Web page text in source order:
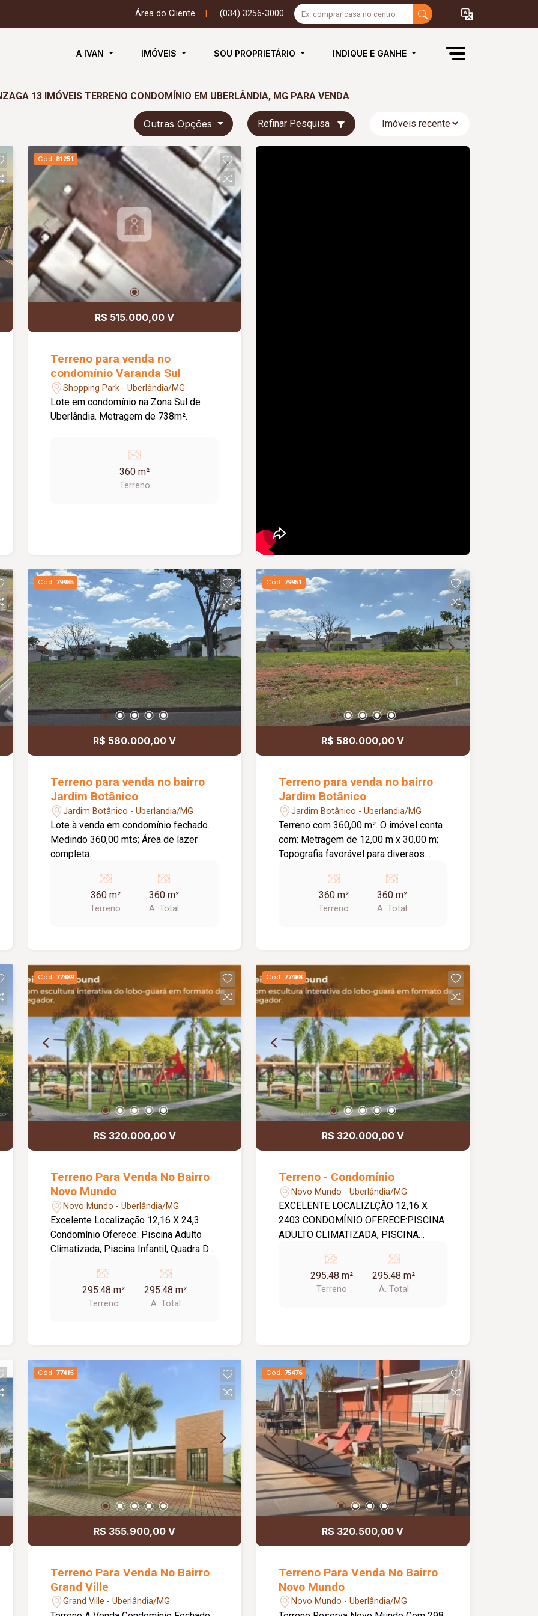
Área do Cliente (034) 3256-3000
A IVAN IMÓVEIS SOU PROPRIETÁRIO INDIQUE E GANHE
13 IMÓVEIS TERRENO CONDOMÍNIO EM UBERLÂNDIA, MG PARA VENDA
Outras Opções Refinar Pesquisa
Cód. 81251
R$ 515.000,00 V
Terreno para venda no
condomínio Varanda Sul
Shopping Park - Uberlândia/MG
Lote em condomínio na Zona Sul de
Uberlândia. Metragem de 738m².
360 m²
Terreno
Cód. 79985
R$ 580.000,00 V
Terreno para venda no bairro
Jardim Botânico
Jardim Botânico - Uberlandia/MG
Lote à venda em condomínio fechado.
Medindo 360,00 mts; Área de lazer
completa.
360 m²
Terreno
360 m²
A. Total
Cód. 79951
R$ 580.000,00 V
Terreno para venda no bairro
Jardim Botânico
Jardim Botânico - Uberlandia/MG
Terreno com 360,00 m². O imóvel conta
com: Metragem de 12,00 m x 30,00 m;
Topografia favorável para diversos
oferece: Área de lazer completa;
Diferenciais: Lote bem localizado em
condomínio fechado; Excelente opção
360 m²
Terreno
360 m²
A. Total
Cód. 77489
R$ 320.000,00 V
Terreno Para Venda No Bairro
Novo Mundo
Novo Mundo - Uberlândia/MG
Excelente Localização 12,16 X 24,3
Condomínio Oferece: Piscina Adulto
Climatizada, Piscina Infantil, Quadra De
Futebol, Academia, Sala De Jogos,
Brinquedoteca, Área Gourmet Em 2
Ambientes, Salão De Festas Com
Segurança E Monitoramento 24 Horas
295.48 m²
Terreno
295.48 m²
A. Total
Cód. 77488
R$ 320.000,00 V
Terreno - Condomínio
Novo Mundo - Uberlândia/MG
EXCELENTE LOCALIZLÇÃO 12,16 X
2403 CONDOMÍNIO OFERECE:PISCINA
ADULTO CLIMATIZADA, PISCINA
MULTIUSO, CAMPINHO GRAMA
FUTEBOL, ACADEMIA, SALA DE
JOGOS,BRINQUEDOTECA, ÁREA
COMERCE E DELIVERY, SEGURANÇA E
MONITORAMENTO 24 HORAS
295.48 m²
Terreno
295.48 m²
A. Total
Cód. 77415
R$ 355.900,00 V
Terreno Para Venda No Bairro
Grand Ville
Grand Ville - Uberlândia/MG
Cód. 75476
R$ 320.500,00 V
Terreno Para Venda No Bairro
Novo Mundo
Novo Mundo - Uberlândia/MG